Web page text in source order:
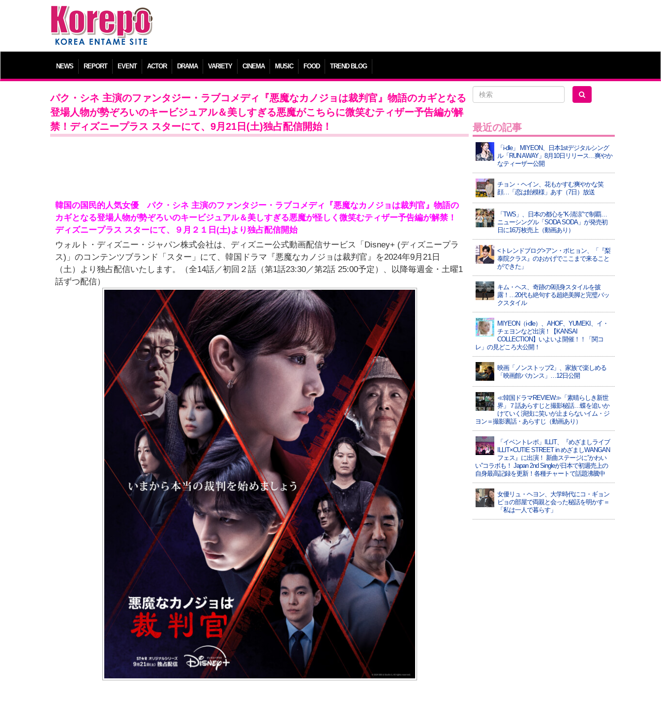
NEWS REPORT EVENT ACTOR DRAMA VARIETY CINEMA MUSIC FOOD TREND BLOG
パク・シネ 主演のファンタジー・ラブコメディ『悪魔なカノジョは裁判官』物語のカギとなる
登場人物が勢ぞろいのキービジュアル＆美しすぎる悪魔がこちらに微笑むティザー予告編が解
禁！ディズニープラス スターにて、9月21日(土)独占配信開始！
韓国の国民的人気女優 パク・シネ 主演のファンタジー・ラブコメディ『悪魔なカノジョは裁判官』物語の
カギとなる登場人物が勢ぞろいのキービジュアル＆美しすぎる悪魔が怪しく微笑むティザー予告編が解禁！
ディズニープラス スターにて、９月２１日(土)より独占配信開始
ウォルト・ディズニー・ジャパン株式会社は、ディズニー公式動画配信サービス「Disney+ (ディズニープラ
ス)」のコンテンツブランド「スター」にて、韓国ドラマ『悪魔なカノジョは裁判官』を2024年9月21日
（土）より独占配信いたします。（全14話／初回２話（第1話23:30／第2話 25:00予定）、以降毎週金・土曜1
話ずつ配信）
最近の記事
「i-dle」 MIYEON、日本1stデジタルシング
ル「RUN AWAY」8月10日リリース…爽やか
なティーザー公開
チョン・ヘイン、花もかすむ爽やかな笑
顔…「恋は飴模様」あす（7日）放送
「TWS」、日本の都心を“K-清涼”で制覇…
ニューシングル「SODA SODA」が発売初
日に16万枚売上（動画あり）
<トレンドブログ>アン・ボヒョン、「『梨
泰院クラス』のおかげでここまで来ること
ができた」
キム・ヘス、奇跡の9頭身スタイルを披
露！…20代も絶句する超絶美脚と完璧バッ
クスタイル
MIYEON（i-dle）、​AHOF​、YUMEKI、イ・
チェヨンなど出演！【KANSAI
COLLECTION】いよいよ開催！！「関コ
レ」の見どころ大公開！
映画「ノンストップ2」、家族で楽しめる
「映画館バカンス」…12日公開
≪韓国ドラマREVIEW≫「素晴らしき新世
界」７話あらすじと撮影秘話…蝶を追いか
けていく演技に笑いが止まらないイム・ジ
ヨン＝撮影裏話・あらすじ（動画あり）
「イベントレポ」ILLIT、『めざましライブ
ILLIT×CUTIE STREET in めざましWANGAN
フェス』に出演！ 新曲ステージに”かわい
い”コラボも！ Japan 2nd Singleが日本で初週売上の
自身最高記録を更新！各種チャートで話題沸騰中
女優リュ・ヘヨン、大学時代にコ・ギョン
ピョの部屋で両親と会った秘話を明かす＝
「私は一人で暮らす」